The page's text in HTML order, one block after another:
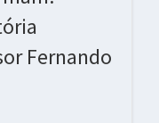
Fernando